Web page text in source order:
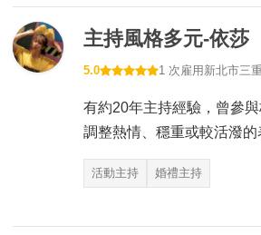
主持風格多元-依莎
5.0 1 次雇用 新北市三
有約20年主持經驗，曾參
調整熱情、穩重或較活潑
活動主持 婚禮主持